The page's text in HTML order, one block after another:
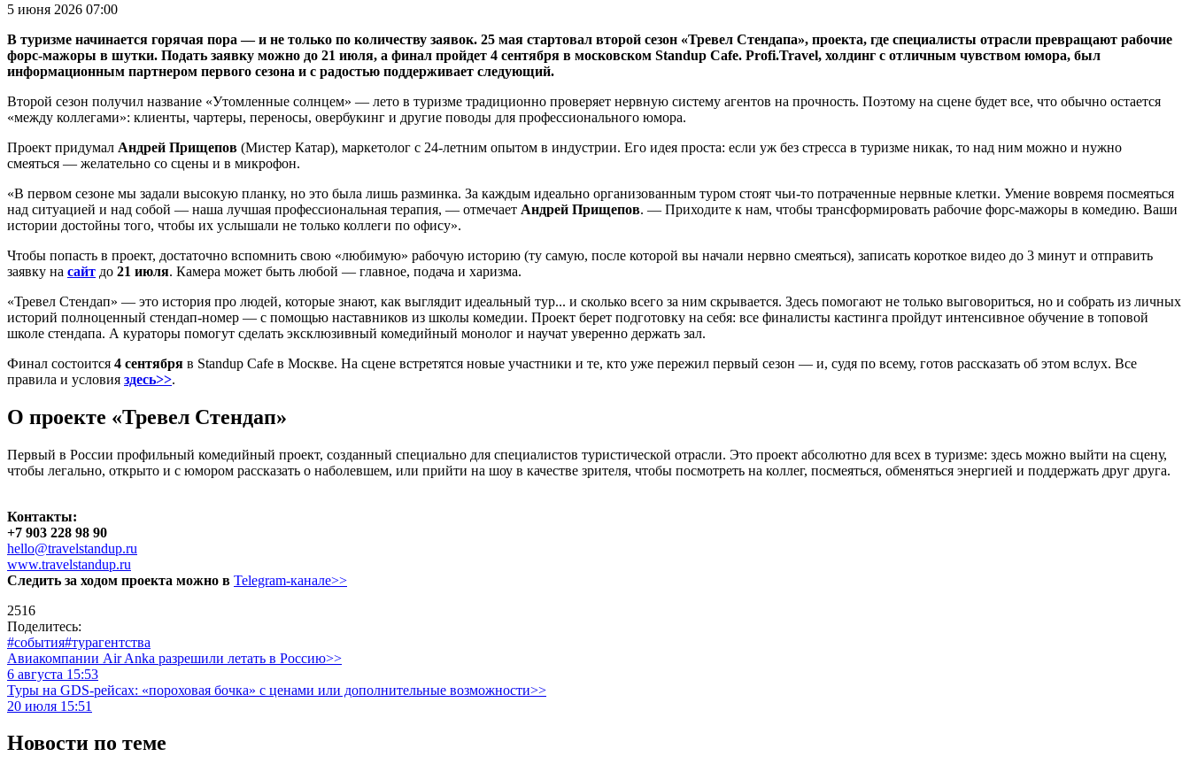
5 июня 2026 07:00
В туризме начинается горячая пора — и не только по количеству заявок. 25 мая стартовал второй сезон «Тревел Стендапа», проекта, где специалисты отрасли превращают рабочие
форс-мажоры в шутки. Подать заявку можно до 21 июля, а финал пройдет 4 сентября в московском Standup Cafe. Profi.Travel, холдинг с отличным чувством юмора, был
информационным партнером первого сезона и с радостью поддерживает следующий.
Второй сезон получил название «Утомленные солнцем» — лето в туризме традиционно проверяет нервную систему агентов на прочность. Поэтому на сцене будет все, что обычно остается
«между коллегами»: клиенты, чартеры, переносы, овербукинг и другие поводы для профессионального юмора.
Проект придумал Андрей Прищепов (Мистер Катар), маркетолог с 24-летним опытом в индустрии. Его идея проста: если уж без стресса в туризме никак, то над ним можно и нужно
смеяться — желательно со сцены и в микрофон.
«В первом сезоне мы задали высокую планку, но это была лишь разминка. За каждым идеально организованным туром стоят чьи-то потраченные нервные клетки. Умение вовремя посмеяться
над ситуацией и над собой — наша лучшая профессиональная терапия, — отмечает Андрей Прищепов. — Приходите к нам, чтобы трансформировать рабочие форс-мажоры в комедию. Ваши
истории достойны того, чтобы их услышали не только коллеги по офису».
Чтобы попасть в проект, достаточно вспомнить свою «любимую» рабочую историю (ту самую, после которой вы начали нервно смеяться), записать короткое видео до 3 минут и отправить
заявку на сайт до 21 июля. Камера может быть любой — главное, подача и харизма.
«Тревел Стендап» — это история про людей, которые знают, как выглядит идеальный тур... и сколько всего за ним скрывается. Здесь помогают не только выговориться, но и собрать из личных
историй полноценный стендап-номер — с помощью наставников из школы комедии. Проект берет подготовку на себя: все финалисты кастинга пройдут интенсивное обучение в топовой
школе стендапа. А кураторы помогут сделать эксклюзивный комедийный монолог и научат уверенно держать зал.
Финал состоится 4 сентября в Standup Cafe в Москве. На сцене встретятся новые участники и те, кто уже пережил первый сезон — и, судя по всему, готов рассказать об этом вслух. Все
правила и условия здесь>>.
О проекте «Тревел Стендап»
Первый в России профильный комедийный проект, созданный специально для специалистов туристической отрасли. Это проект абсолютно для всех в туризме: здесь можно выйти на сцену,
чтобы легально, открыто и с юмором рассказать о наболевшем, или прийти на шоу в качестве зрителя, чтобы посмотреть на коллег, посмеяться, обменяться энергией и поддержать друг друга.
Контакты:
+7 903 228 98 90
hello@travelstandup.ru
www.travelstandup.ru
Следить за ходом проекта можно в Telegram-канале>>
2516
Поделитесь:
#события#турагентства
Авиакомпании Air Anka разрешили летать в Россию>>
6 августа 15:53
Туры на GDS-рейсах: «пороховая бочка» с ценами или дополнительные возможности>>
20 июля 15:51
Новости по теме